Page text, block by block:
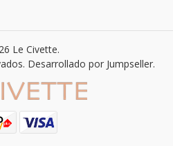
Le Civette.
Desarrollado por Jumpseller.